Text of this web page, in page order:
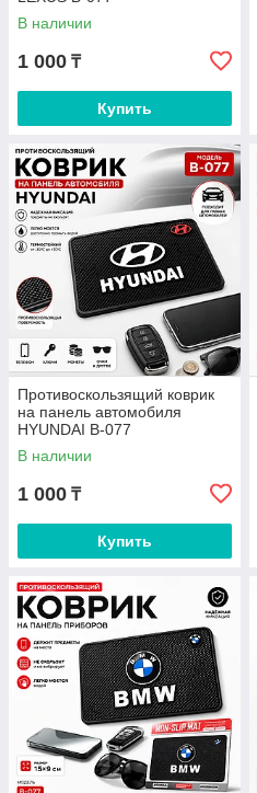
В наличии
1 000 ₸
Купить
Противоскользящий коврик
на панель автомобиля
HYUNDAI B-077
В наличии
1 000 ₸
Купить